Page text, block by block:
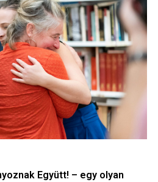
Együtt! – egy olyan